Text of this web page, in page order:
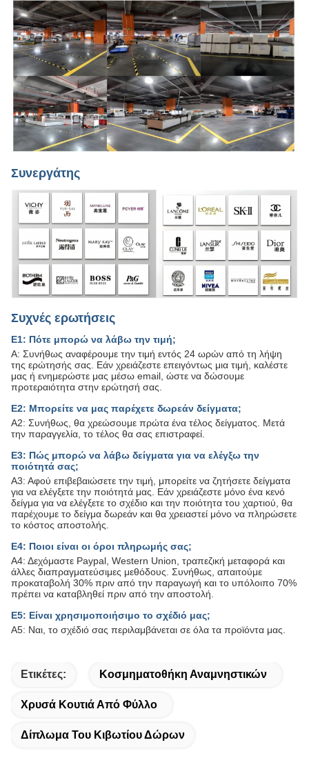
Συνεργάτης
Συχνές ερωτήσεις
Ε1: Πότε μπορώ να λάβω την τιμή;
Α: Συνήθως αναφέρουμε την τιμή εντός 24 ωρών από τη λήψη
της ερώτησής σας. Εάν χρειάζεστε επειγόντως μια τιμή, καλέστε
μας ή ενημερώστε μας μέσω email, ώστε να δώσουμε
προτεραιότητα στην ερώτησή σας.
Ε2: Μπορείτε να μας παρέχετε δωρεάν δείγματα;
Α2: Συνήθως, θα χρεώσουμε πρώτα ένα τέλος δείγματος. Μετά
την παραγγελία, το τέλος θα σας επιστραφεί.
Ε3: Πώς μπορώ να λάβω δείγματα για να ελέγξω την
ποιότητά σας;
Α3: Αφού επιβεβαιώσετε την τιμή, μπορείτε να ζητήσετε δείγματα
για να ελέγξετε την ποιότητά μας. Εάν χρειάζεστε μόνο ένα κενό
δείγμα για να ελέγξετε το σχέδιο και την ποιότητα του χαρτιού, θα
παρέχουμε το δείγμα δωρεάν και θα χρειαστεί μόνο να πληρώσετε
το κόστος αποστολής.
Ε4: Ποιοι είναι οι όροι πληρωμής σας;
Α4: Δεχόμαστε Paypal, Western Union, τραπεζική μεταφορά και
άλλες διαπραγματεύσιμες μεθόδους. Συνήθως, απαιτούμε
προκαταβολή 30% πριν από την παραγωγή και το υπόλοιπο 70%
πρέπει να καταβληθεί πριν από την αποστολή.
Ε5: Είναι χρησιμοποιήσιμο το σχέδιό μας;
Α5: Ναι, το σχέδιό σας περιλαμβάνεται σε όλα τα προϊόντα μας.
Ετικέτες: Κοσμηματοθήκη Αναμνηστικών
Χρυσά Κουτιά Από Φύλλο
Δίπλωμα Του Κιβωτίου Δώρων